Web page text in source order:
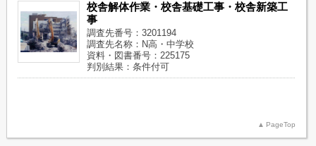
校舎解体作業・校舎基礎工事・校舎新築工
事
調査先番号：3201194
調査先名称：N高・中学校
資料・図書番号：225175
判別結果：条件付可
PageTop